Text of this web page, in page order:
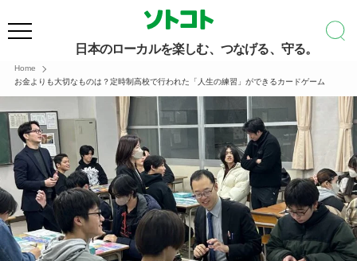
日本のローカルを楽しむ、つなげる、守る。
Home
お金よりも大切なものは？定時制高校で行われた「人生の練習」ができるカードゲーム